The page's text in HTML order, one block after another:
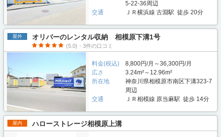
5-22-36周辺
交通
ＪＲ横浜線 古淵駅 徒歩 20分
屋外 オリバーのレンタル収納 相模原下溝1号
(5.0)・3件の口コミ
料金(税込)
8,800円/月～36,300円/月
広さ
3.24m²～12.96m²
所在地
神奈川県相模原市南区下溝323-7
周辺
交通
ＪＲ相模線 原当麻駅 徒歩 14分
屋内 ハローストレージ相模原上溝